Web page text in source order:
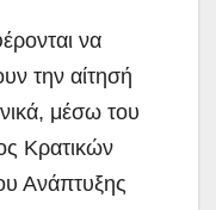
να
την αίτησή
μέσω του
Κρατικών
Ανάπτυξης